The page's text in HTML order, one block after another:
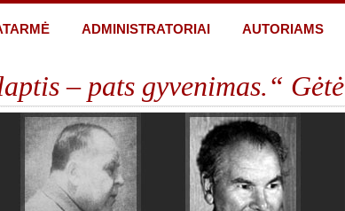
ADMINISTRATORIAI AUTORIAMS
– pats gyvenimas.“ Gėtė